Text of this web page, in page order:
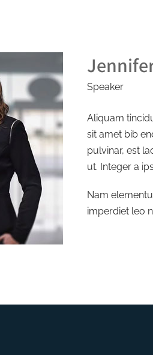
Speaker
Aliquam
sit amet bib
pulvinar, est
ut. Integer a
Nam
imperdiet leo